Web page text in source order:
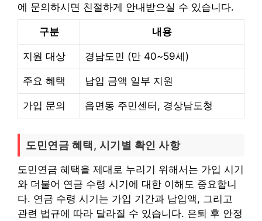
에 문의하시면 친절하게 안내받으실 수 있습니다.
구분 내용
지원 대상 경남도민 (만 40~59세)
주요 혜택 납입 금액 일부 지원
가입 문의 읍면동 주민센터, 경상남도청
도민연금 혜택, 시기별 확인 사항
도민연금 혜택을 제대로 누리기 위해서는 가입 시기
와 더불어 연금 수령 시기에 대한 이해도 중요합니
다. 연금 수령 시기는 가입 기간과 납입액, 그리고
관련 법규에 따라 달라질 수 있습니다. 은퇴 후 안정